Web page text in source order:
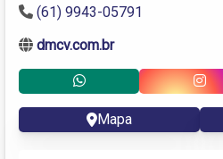
(61) 9943-05791
dmcv.com.br
Mapa